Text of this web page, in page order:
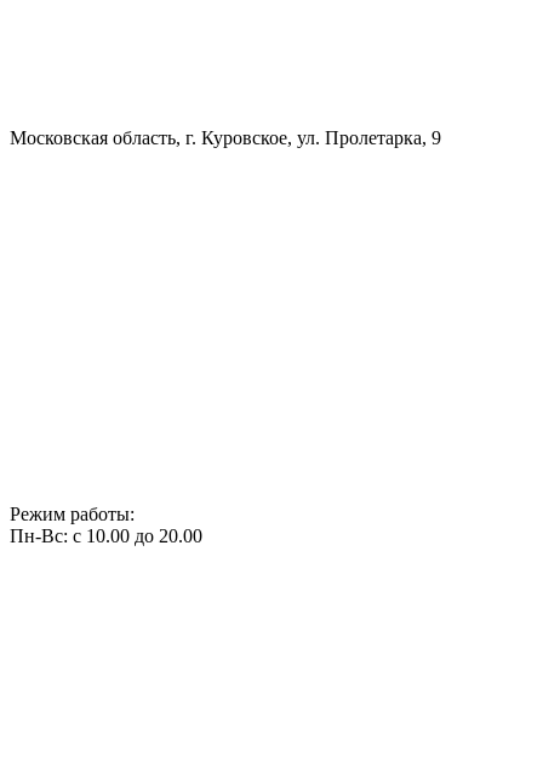
Московская область, г. Куровское, ул. Пролетарка, 9
Режим работы:
Пн-Вс: с 10.00 до 20.00